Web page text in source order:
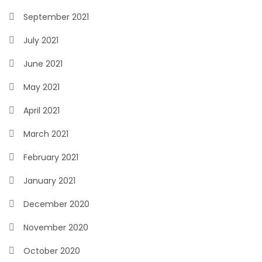
September 2021
July 2021
June 2021
May 2021
April 2021
March 2021
February 2021
January 2021
December 2020
November 2020
October 2020